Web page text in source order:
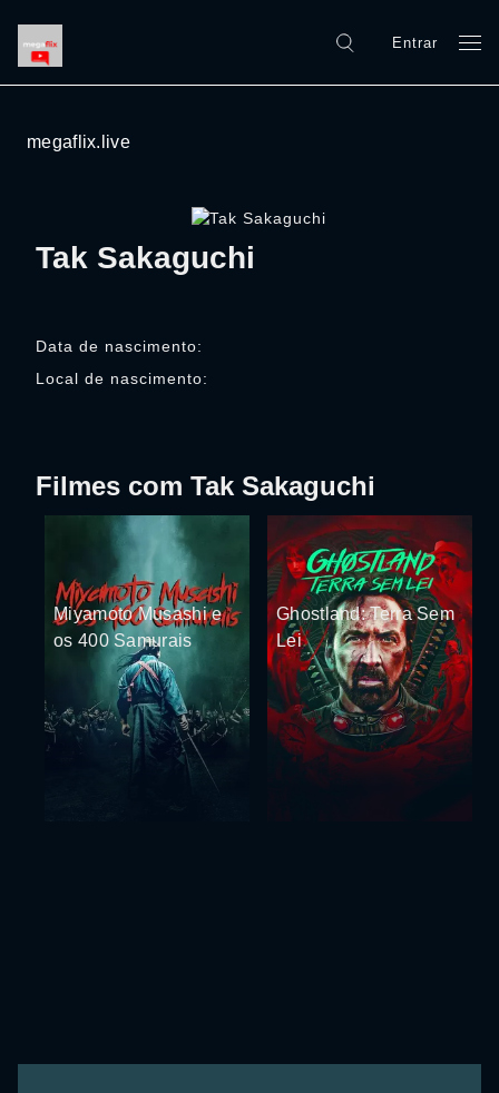
Entrar
megaflix.live
Tak Sakaguchi
Data de nascimento:
Local de nascimento:
Filmes com Tak Sakaguchi
Miyamoto Musashi e
os 400 Samurais
Ghostland: Terra Sem
Lei